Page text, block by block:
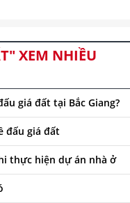
XEM NHIỀU
giá đất tại Bắc Giang?
đấu giá đất
thực hiện dự án nhà ở